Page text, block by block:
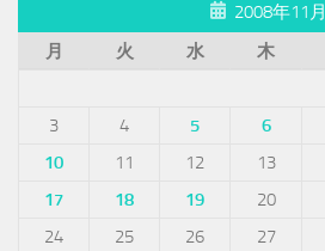
2008年11月
月
火 水 木
3
4 5 6
10
11 12 13
17
18 19 20
24
25 26 27